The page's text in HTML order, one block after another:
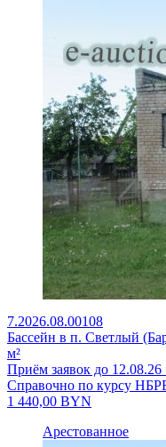
7.2026.08.00108
Бассейн в п. Светлый
м²
Приём заявок до 12.08.26
Справочно по курсу
1 440,00 BYN
Арестованное